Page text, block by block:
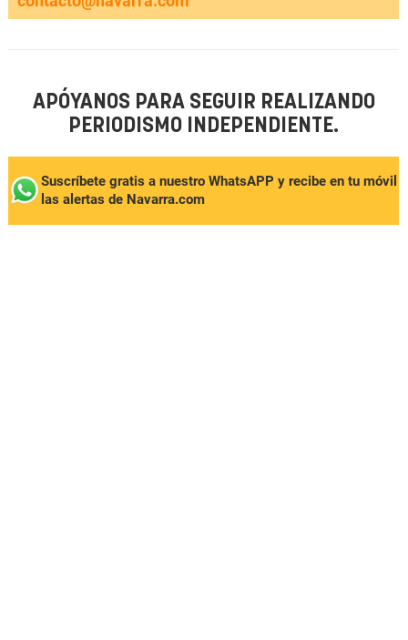
APÓYANOS PARA SEGUIR REALIZANDO
PERIODISMO INDEPENDIENTE.
Suscríbete gratis a nuestro WhatsAPP y recibe en tu móvil
las alertas de Navarra.com